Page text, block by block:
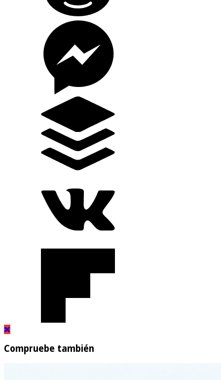
Compruebe también